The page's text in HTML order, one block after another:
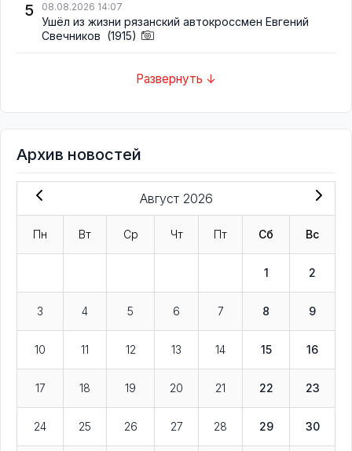
5 08.08.2026 14:07
Ушёл из жизни рязанский автокроссмен Евгений
Свечников (1915)
Развернуть ↓
Архив новостей
Август 2026
Пн Вт Ср Чт Пт Сб Вс
1 2
3 4 5 6 7 8 9
10 11 12 13 14 15 16
17 18 19 20 21 22 23
24 25 26 27 28 29 30